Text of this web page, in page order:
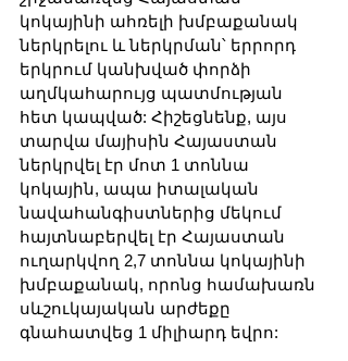
կոկայինի ահռելի խմբաքանակ
ներկրելու և ներկրման՝ երրորդ
երկրում կանխված փորձի
աղմկահարույց պատմության
հետ կապված: Հիշեցնենք, այս
տարվա մայիսին Հայաստան
ներկրվել էր մոտ 1 տոննա
կոկային, ապա իտալական
նավահանգիստներից մեկում
հայտնաբերվել էր Հայաստան
ուղարկվող 2,7 տոննա կոկայինի
խմբաքանակ, որոնց համախառն
սևշուկայական արժեքը
գնահատվեց 1 միլիարդ եվրո: